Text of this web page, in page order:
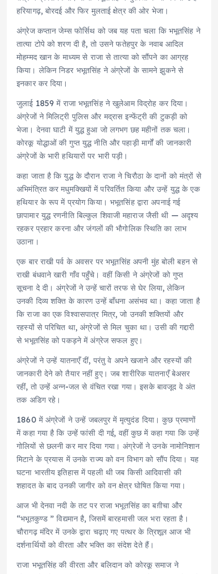
हरियागढ़, बोरदई और फिर मुलताई क्षेत्र की ओर भेजा।
अंग्रेज कप्तान जेम्स फोर्सिथ को जब यह पता चला कि भभूतसिंह ने
तात्या टोपे को शरण दी है, तो उसने फतेहपुर के नवाब आदिल
मोहम्मद खान के माध्यम से राजा से तात्या को सौंपने का आग्रह
किया। लेकिन निडर भभूतसिंह ने अंग्रेजों के सामने झुकने से
इनकार कर दिया।
जुलाई 1859 में राजा भभूतसिंह ने खुलेआम विद्रोह कर दिया।
अंग्रेजों ने मिलिट्री पुलिस और मद्रास इन्फेंट्री की टुकड़ी को
भेजा। देनवा घाटी में युद्ध हुआ जो लगभग छह महीनों तक चला।
कोरकू योद्धाओं की गुप्त युद्ध नीति और पहाड़ी मार्गों की जानकारी
अंग्रेजों के भारी हथियारों पर भारी पड़ी।
कहा जाता है कि युद्ध के दौरान राजा ने चिरौठा के दानों को मंत्रों से
अभिमंत्रित कर मधुमक्खियों में परिवर्तित किया और उन्हें युद्ध के एक
हथियार के रूप में प्रयोग किया। भभूतसिंह द्वारा अपनाई गई
छापामार युद्ध रणनीति बिल्कुल शिवाजी महाराज जैसी थी — अदृश्य
रहकर प्रहार करना और जंगलों की भौगोलिक स्थिति का लाभ
उठाना।
एक बार राखी पर्व के अवसर पर भभूतसिंह अपनी मुंह बोली बहन से
राखी बंधवाने खारी गाँव पहुँचे। वहीं किसी ने अंग्रेजों को गुप्त
सूचना दे दी। अंग्रेजों ने उन्हें चारों तरफ से घेर लिया, लेकिन
उनकी दिव्य शक्ति के कारण उन्हें बाँधना असंभव था। कहा जाता है
कि राजा का एक विश्वासपात्र मित्र, जो उनकी शक्तियों और
रहस्यों से परिचित था, अंग्रेजों से मिल चुका था। उसी की गद्दारी
से भभूतसिंह को पकड़ने में अंग्रेज सफल हुए।
अंग्रेजों ने उन्हें यातनाएँ दीं, परंतु वे अपने खजाने और रहस्यों की
जानकारी देने को तैयार नहीं हुए। जब शारीरिक यातनाएँ बेअसर
रहीं, तो उन्हें अन्न-जल से वंचित रखा गया। इसके बावजूद वे अंत
तक अडिग रहे।
1860 में अंग्रेजों ने उन्हें जबलपुर में मृत्युदंड दिया। कुछ प्रमाणों
में कहा गया है कि उन्हें फांसी दी गई, वहीं कुछ में कहा गया कि उन्हें
गोलियों से छलनी कर मार दिया गया। अंग्रेजों ने उनके नामोनिशान
मिटाने के प्रयास में उनके राज्य को वन विभाग को सौंप दिया। यह
घटना भारतीय इतिहास में पहली थी जब किसी आदिवासी की
शहादत के बाद उनकी जागीर को वन क्षेत्र घोषित किया गया।
आज भी देनवा नदी के तट पर राजा भभूतसिंह का बग़ीचा और
“भभूतकुण्ड ” विद्यमान है, जिसमें बारहमासी जल भरा रहता है।
चौरागढ़ मंदिर में उनके द्वारा चढ़ाए गए पत्थर के त्रिशूल आज भी
दर्शनार्थियों को वीरता और भक्ति का संदेश देते हैं।
राजा भभूतसिंह की वीरता और बलिदान को कोरकू समाज ने